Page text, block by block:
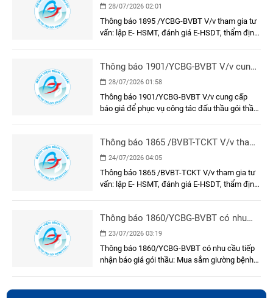
gia tư vấn: lập E- HSMT, đánh giá E-
HSDT, thẩm định E-HSMT và kết quả
lựa chọn nhà thầu gói thầu: Dụng cụ, y
28/07/2026 02:01
Thông báo 1895 /YCBG-BVBT V/v tham gia tư
vấn: lập E- HSMT, đánh giá E-HSDT, thẩm định
Thông báo 1901/YCBG-BVBT V/v cung
cấp báo giá để phục vụ công tác đấu
thầu gói thầu: Sơn, sửa mặt trước, hành
lang, cầu nối và phòng chờ bệnh khu xạ
28/07/2026 01:58
Thông báo 1901/YCBG-BVBT V/v cung cấp
báo giá để phục vụ công tác đấu thầu gói thầu:
bướu
Thông báo 1865 /BVBT-TCKT V/v tham
gia tư vấn: lập E- HSMT, đánh giá E-
HSDT, thẩm định E-HSMT và kết quả
lựa chọn nhà thầu
24/07/2026 04:05
Thông báo 1865 /BVBT-TCKT V/v tham gia tư
vấn: lập E- HSMT, đánh giá E-HSDT, thẩm định
Thông báo 1860/YCBG-BVBT có nhu
cầu tiếp nhận báo giá gói thầu: Mua
sắm giường bệnh nhân cho khoa Nội A
23/07/2026 03:19
Thông báo 1860/YCBG-BVBT có nhu cầu tiếp
nhận báo giá gói thầu: Mua sắm giường bệnh